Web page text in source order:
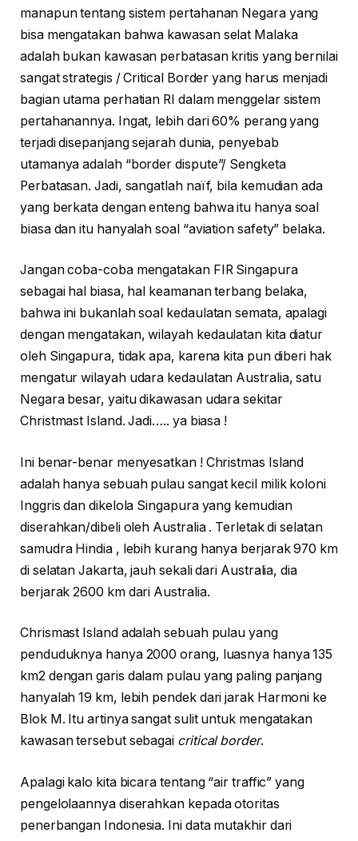
manapun tentang sistem pertahanan Negara yang
bisa mengatakan bahwa kawasan selat Malaka
adalah bukan kawasan perbatasan kritis yang bernilai
sangat strategis / Critical Border yang harus menjadi
bagian utama perhatian RI dalam menggelar sistem
pertahanannya. Ingat, lebih dari 60% perang yang
terjadi disepanjang sejarah dunia, penyebab
utamanya adalah “border dispute”/ Sengketa
Perbatasan. Jadi, sangatlah naïf, bila kemudian ada
yang berkata dengan enteng bahwa itu hanya soal
biasa dan itu hanyalah soal “aviation safety” belaka.
Jangan coba-coba mengatakan FIR Singapura
sebagai hal biasa, hal keamanan terbang belaka,
bahwa ini bukanlah soal kedaulatan semata, apalagi
dengan mengatakan, wilayah kedaulatan kita diatur
oleh Singapura, tidak apa, karena kita pun diberi hak
mengatur wilayah udara kedaulatan Australia, satu
Negara besar, yaitu dikawasan udara sekitar
Christmast Island. Jadi….. ya biasa !
Ini benar-benar menyesatkan ! Christmas Island
adalah hanya sebuah pulau sangat kecil milik koloni
Inggris dan dikelola Singapura yang kemudian
diserahkan/dibeli oleh Australia . Terletak di selatan
samudra Hindia , lebih kurang hanya berjarak 970 km
di selatan Jakarta, jauh sekali dari Australia, dia
berjarak 2600 km dari Australia.
Chrismast Island adalah sebuah pulau yang
penduduknya hanya 2000 orang, luasnya hanya 135
km2 dengan garis dalam pulau yang paling panjang
hanyalah 19 km, lebih pendek dari jarak Harmoni ke
Blok M. Itu artinya sangat sulit untuk mengatakan
kawasan tersebut sebagai critical border.
Apalagi kalo kita bicara tentang “air traffic” yang
pengelolaannya diserahkan kepada otoritas
penerbangan Indonesia. Ini data mutakhir dari